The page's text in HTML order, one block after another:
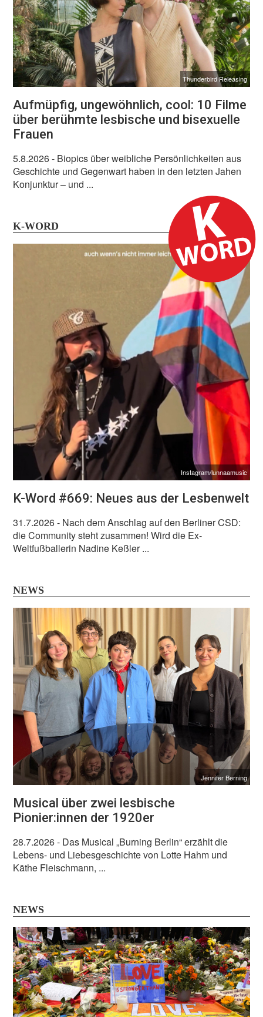
Thunderbird Releasing
Aufmüpfig, ungewöhnlich, cool: 10 Filme
über berühmte lesbische und bisexuelle
Frauen
5.8.2026- Biopics über weibliche Persönlichkeiten aus
Geschichte und Gegenwart haben in den letzten Jahen
Konjunktur – und ...
K-WORD
Instagram/lunnaamusic
K-Word #669: Neues aus der Lesbenwelt
31.7.2026- Nach dem Anschlag auf den Berliner CSD:
die Community steht zusammen! Wird die Ex-
Weltfußballerin Nadine Keßler ...
NEWS
Jennifer Berning
Musical über zwei lesbische
Pionier:innen der 1920er
28.7.2026- Das Musical „Burning Berlin“ erzählt die
Lebens- und Liebesgeschichte von Lotte Hahm und
Käthe Fleischmann, ...
NEWS